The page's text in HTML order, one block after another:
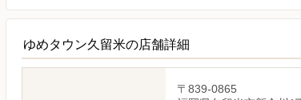
ゆめタウン久留米の店舗詳細
〒839-0865